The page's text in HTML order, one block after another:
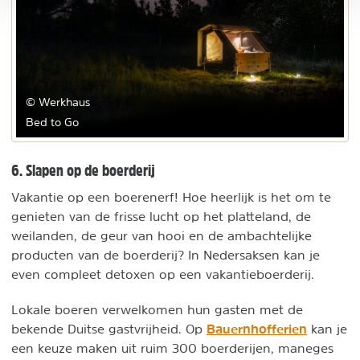
© Werkhaus
Bed to Go
6. Slapen op de boerderij
Vakantie op een boerenerf! Hoe heerlijk is het om te
genieten van de frisse lucht op het platteland, de
weilanden, de geur van hooi en de ambachtelijke
producten van de boerderij? In Nedersaksen kan je
even compleet detoxen op een vakantieboerderij.
Lokale boeren verwelkomen hun gasten met de
bekende Duitse gastvrijheid. Op Bauernhofferien kan je
een keuze maken uit ruim 300 boerderijen, maneges